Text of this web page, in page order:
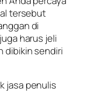
tersebut
di
harus jeli
dibikin sendiri
jasa penulis